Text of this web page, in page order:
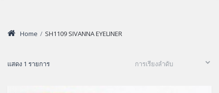
Home / SH1109 SIVANNA EYELINER
แสดง 1 รายการ